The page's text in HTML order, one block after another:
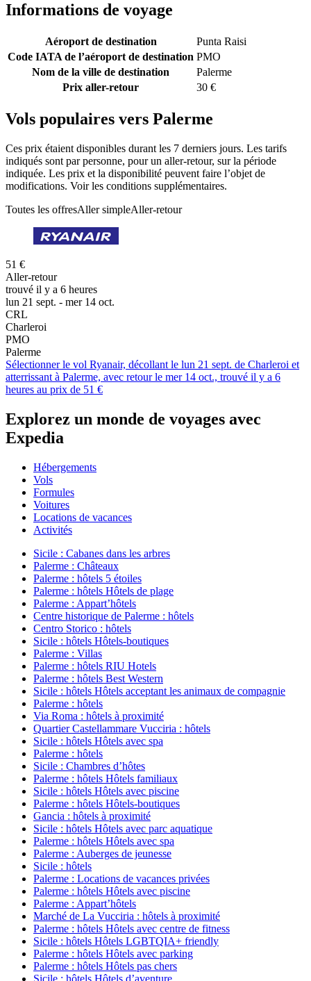
Informations de voyage
Aéroport de destination
Punta Raisi
Code IATA de l’aéroport de destination PMO
Nom de la ville de destination
Palerme
Prix aller-retour
30 €
Vols populaires vers Palerme
Ces prix étaient disponibles durant les 7 derniers jours. Les tarifs
indiqués sont par personne, pour un aller-retour, sur la période
indiquée. Les prix et la disponibilité peuvent faire l’objet de
modifications. Voir les conditions supplémentaires.
Toutes les offresAller simpleAller-retour
51 €
Aller-retour
trouvé il y a 6 heures
lun 21 sept. - mer 14 oct.
CRL
Charleroi
PMO
Palerme
Sélectionner le vol Ryanair, décollant le lun 21 sept. de Charleroi et
atterrissant à Palerme, avec retour le mer 14 oct., trouvé il y a 6
heures au prix de 51 €
Explorez un monde de voyages avec
Expedia
Hébergements
Vols
Formules
Voitures
Locations de vacances
Activités
Sicile : Cabanes dans les arbres
Palerme : Châteaux
Palerme : hôtels 5 étoiles
Palerme : hôtels Hôtels de plage
Palerme : Appart’hôtels
Centre historique de Palerme : hôtels
Centro Storico : hôtels
Sicile : hôtels Hôtels-boutiques
Palerme : Villas
Palerme : hôtels RIU Hotels
Palerme : hôtels Best Western
Sicile : hôtels Hôtels acceptant les animaux de compagnie
Palerme : hôtels
Via Roma : hôtels à proximité
Quartier Castellammare Vucciria : hôtels
Sicile : hôtels Hôtels avec spa
Palerme : hôtels
Sicile : Chambres d’hôtes
Palerme : hôtels Hôtels familiaux
Sicile : hôtels Hôtels avec piscine
Palerme : hôtels Hôtels-boutiques
Gancia : hôtels à proximité
Sicile : hôtels Hôtels avec parc aquatique
Palerme : hôtels Hôtels avec spa
Palerme : Auberges de jeunesse
Sicile : hôtels
Palerme : Locations de vacances privées
Palerme : hôtels Hôtels avec piscine
Palerme : Appart’hôtels
Marché de La Vucciria : hôtels à proximité
Palerme : hôtels Hôtels avec centre de fitness
Sicile : hôtels Hôtels LGBTQIA+ friendly
Palerme : hôtels Hôtels avec parking
Palerme : hôtels Hôtels pas chers
Sicile : hôtels Hôtels d’aventure